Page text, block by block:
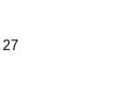
27